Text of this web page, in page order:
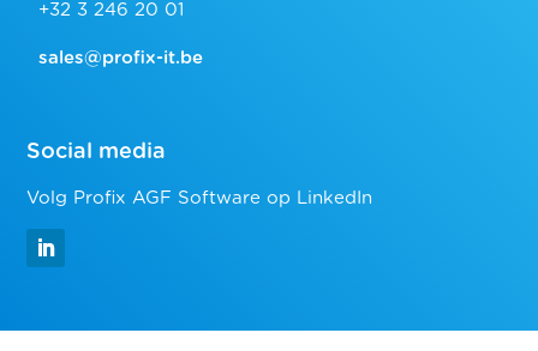
+32 3 246 20 01
sales@profix-it.be
Social media
Volg Profix AGF Software op LinkedIn